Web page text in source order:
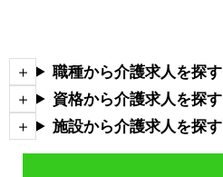
職種から介護求人を探す
資格から介護求人を探す
施設から介護求人を探す